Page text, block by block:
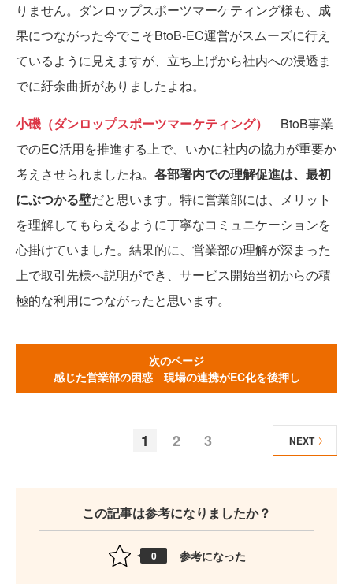
りません。ダンロップスポーツマーケティング様も、成
果につながった今でこそBtoB-EC運営がスムーズに行え
ているように見えますが、立ち上げから社内への浸透ま
でに紆余曲折がありましたよね。
小磯（ダンロップスポーツマーケティング）
BtoB事業
でのEC活用を推進する上で、いかに社内の協力が重要か
考えさせられましたね。 各部署内での理解促進は、最初
にぶつかる壁だと思います。特に営業部には、メリット
を理解してもらえるように丁寧なコミュニケーションを
心掛けていました。結果的に、営業部の理解が深まった
上で取引先様へ説明ができ、サービス開始当初からの積
極的な利用につながったと思います。
次のページ
感じた営業部の困惑 現場の連携がEC化を後押し
1 2 3 NEXT
この記事は参考になりましたか？
0 参考になった